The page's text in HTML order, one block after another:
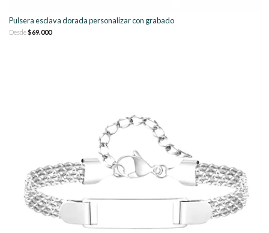
Pulsera esclava dorada personalizar con grabado
Desde$69.000